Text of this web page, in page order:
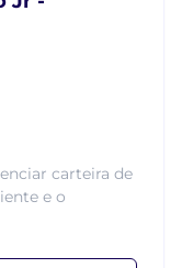
carteira de
e o